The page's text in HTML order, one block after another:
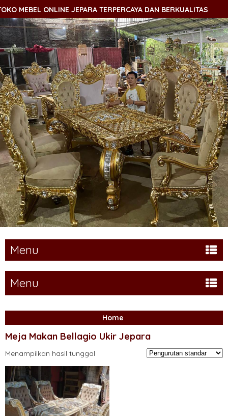
ONLINE JEPARA TERPERCAYA DAN BERKUALITAS
Menu
Menu
Home
Meja Makan Bellagio Ukir Jepara
Menampilkan hasil tunggal